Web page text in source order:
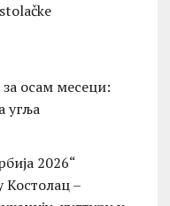
осам месеци:
угља
2026“
–